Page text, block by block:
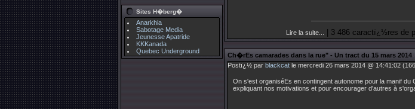
Sites H�berg�
Anarkhia
Sabotage Media
Jeunesse Apatride
KKKanada
Quebec Underground
Lire la suite... | 3 486 caractï¿½res de
Ch�rEs camarades dans la rue" - Un tract du 15 mars 2014
Postï¿½ par blackcat le mercredi 26 mars 2014 @ 14:41:02
On s'est organiséEs en contingent autonome pour la manif
expliquant nos motivations et pour encourager d'autres à